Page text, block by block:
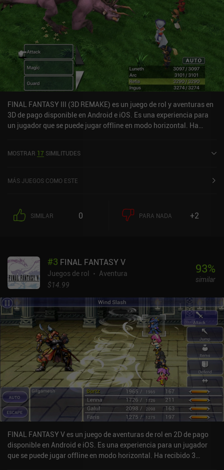
FINAL FANTASY III (3D REMAKE) es un juego de rol y aventuras en
3D de pago disponible en Android e iOS. Es una experiencia para
un jugador que se puede jugar offline en modo horizontal. Ha
una valoración actual de 4,2 sobre 5,0 en Google Play y de 4,1
MOSTRAR 17 SIMILITUDES
MÁS JUEGOS COMO ESTE
SIMILAR 0 PARA NADA +2
#3 FINAL FANTASY V
Juegos de rol
Aventura
$14.99
93%
similar
FINAL FANTASY V es un juego de aventuras de rol en 2D de pago
disponible en Android e iOS. Es una experiencia para un jugador
que se puede jugar offline en modo horizontal. Ha recibido 3